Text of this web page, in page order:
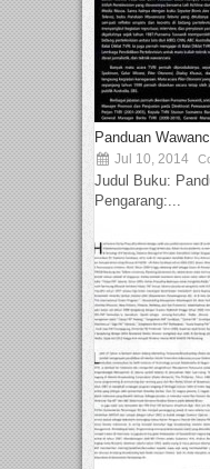
Panduan
Jul 10, 2014
Judul Buku:
Pengarang:...